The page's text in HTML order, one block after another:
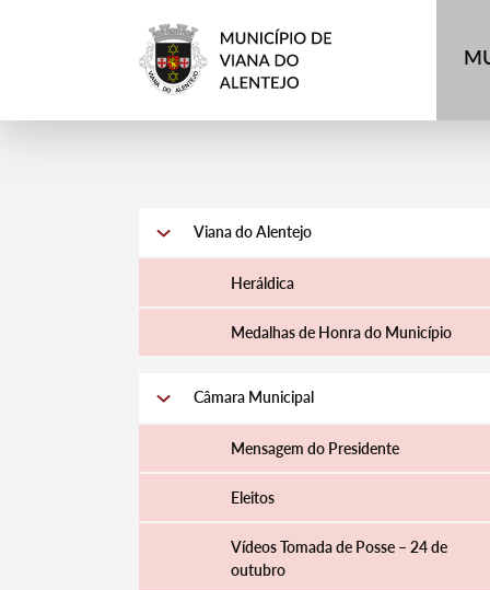
Viana do Alentejo
Heráldica
Medalhas de Honra do Município
Câmara Municipal
Mensagem do Presidente
Eleitos
Vídeos Tomada de Posse – 24 de
outubro